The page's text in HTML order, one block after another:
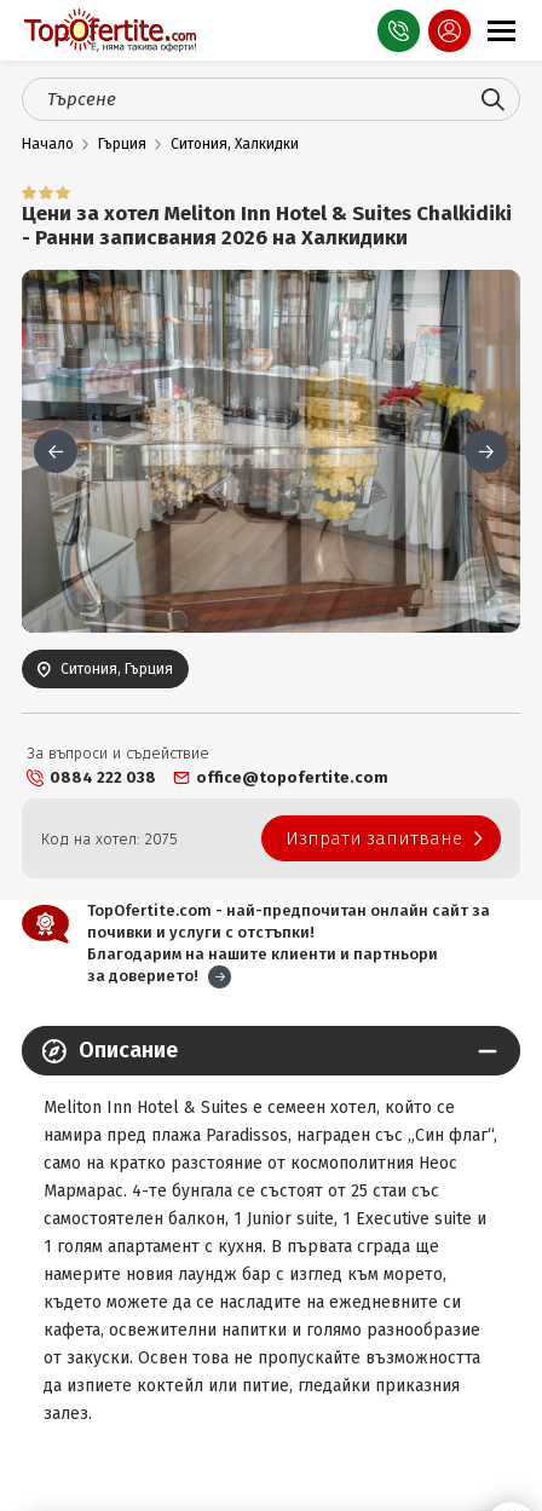
Оферти
СПА
Планина
Чужбина
Празници
Турция
Гърция
Услуги
Вход
Начало Гърция Ситония, Халкидки
Цени за хотел Meliton Inn Hotel & Suites Chalkidiki
- Ранни записвания 2026 на Халкидики
Ситония, Гърция
За въпроси и съдействие
0884 222 038
office@topofertite.com
Код на хотел: 2075 Изпрати запитване
TopOfertite.com - най-предпочитан онлайн сайт за
почивки и услуги с отстъпки!
Благодарим на нашите клиенти и партньори
за доверието!
Описание
Meliton Inn Hotel & Suites е семеен хотел, който се
намира пред плажа Paradissos, награден със „Син флаг“,
само на кратко разстояние от космополитния Неос
Мармарас. 4-те бунгала се състоят от 25 стаи със
самостоятелен балкон, 1 Junior suite, 1 Executive suite и
1 голям апартамент с кухня. В първата сграда ще
намерите новия лаундж бар с изглед към морето,
където можете да се насладите на ежедневните си
кафета, освежителни напитки и голямо разнообразие
от закуски. Освен това не пропускайте възможността
да изпиете коктейл или питие, гледайки приказния
залез.